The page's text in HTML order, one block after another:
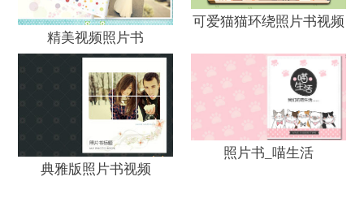
29758
精美视频照片书
可爱猫猫环绕照片书视频
17080
典雅版照片书视频
照片书_喵生活